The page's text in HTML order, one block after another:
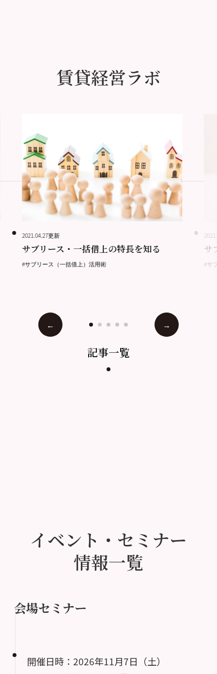
賃貸経営ラボ
2021.04.27更新
サブリース・一括借上の特長を知る
#サブリース（一括借上）活用術
サ
#サ
記事一覧
イベント・セミナー
情報一覧
会場セミナー
開催日時：2026年11月7日（土）